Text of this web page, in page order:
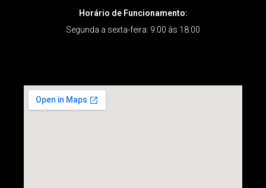
Horário de Funcionamento:
Segunda a sexta-feira: 9:00 às 18:00